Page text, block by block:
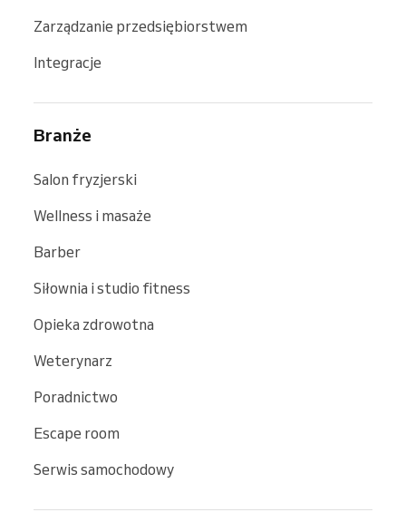
Zarządzanie przedsiębiorstwem
Integracje
Branże
Salon fryzjerski
Wellness i masaże
Barber
Siłownia i studio fitness
Opieka zdrowotna
Weterynarz
Poradnictwo
Escape room
Serwis samochodowy